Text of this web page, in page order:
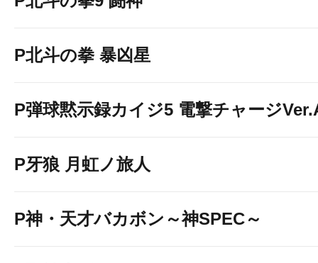
P北斗の拳 暴凶星
P弾球黙示録カイジ5 電撃チャージ
P牙狼 月虹ノ旅人
P神・天才バカボン～神SPEC～